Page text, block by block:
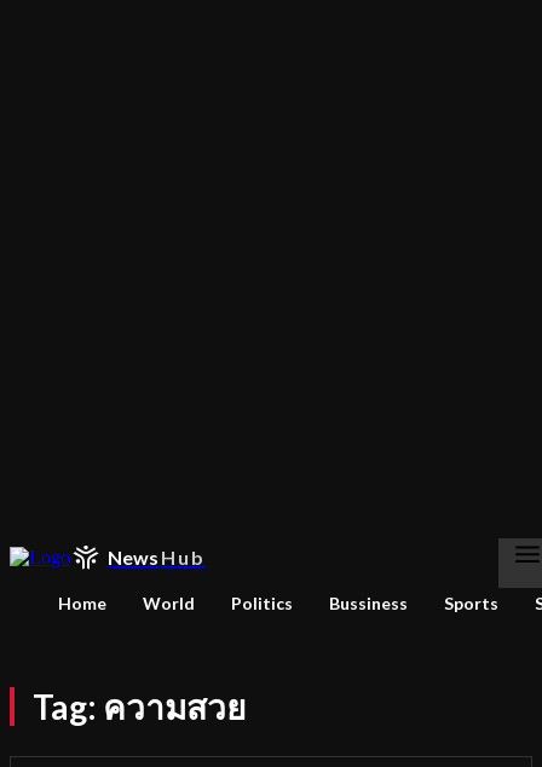
News Hub
Home World Politics Bussiness Sports
Tag: ความสวย